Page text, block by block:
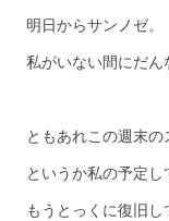
明日からサンノゼ。
私がいない間にだん
ともあれこの週末の
というか私の予定
もうとっくに復旧し